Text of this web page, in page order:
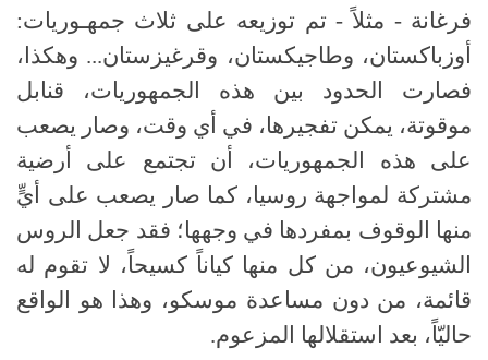
فرغانة - مثلاً - تم توزيعه على ثلاث جمهـوريات:
أوزباكستان، وطاجيكستان، وقرغيزستان... وهكذا،
فصارت الحدود بين هذه الجمهوريات، قنابل
موقوتة، يمكن تفجيرها، في أي وقت، وصار يصعب
على هذه الجمهوريات، أن تجتمع على أرضية
مشتركة لمواجهة روسيا، كما صار يصعب على أيٍّ
منها الوقوف بمفردها في وجهها؛ فقد جعل الروس
الشيوعيون، من كل منها كياناً كسيحاً، لا تقوم له
قائمة، من دون مساعدة موسكو، وهذا هو الواقع
حاليّاً، بعد استقلالها المزعوم.